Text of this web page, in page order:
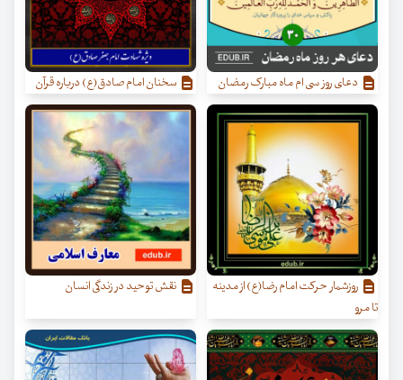
دعای روز سی ام ماه مبارک رمضان سخنان امام صادق(ع) درباره قرآن
روزشمار حرکت امام رضا(ع) از مدینه
تا مرو
نقش توحید در زندگی انسان